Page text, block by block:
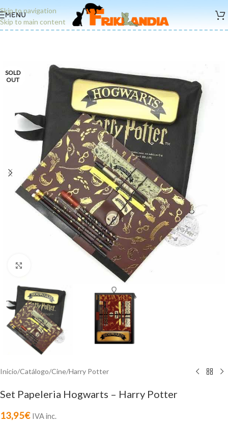
Skip to navigation
Skip to main content
MENU
SOLD
OUT
Inicio/Catálogo/Cine/Harry Potter
Set Papeleria Hogwarts – Harry Potter
13,95€ IVA inc.